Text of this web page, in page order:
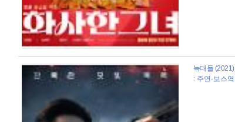
늑대들 (2021)
: 주연-보스역